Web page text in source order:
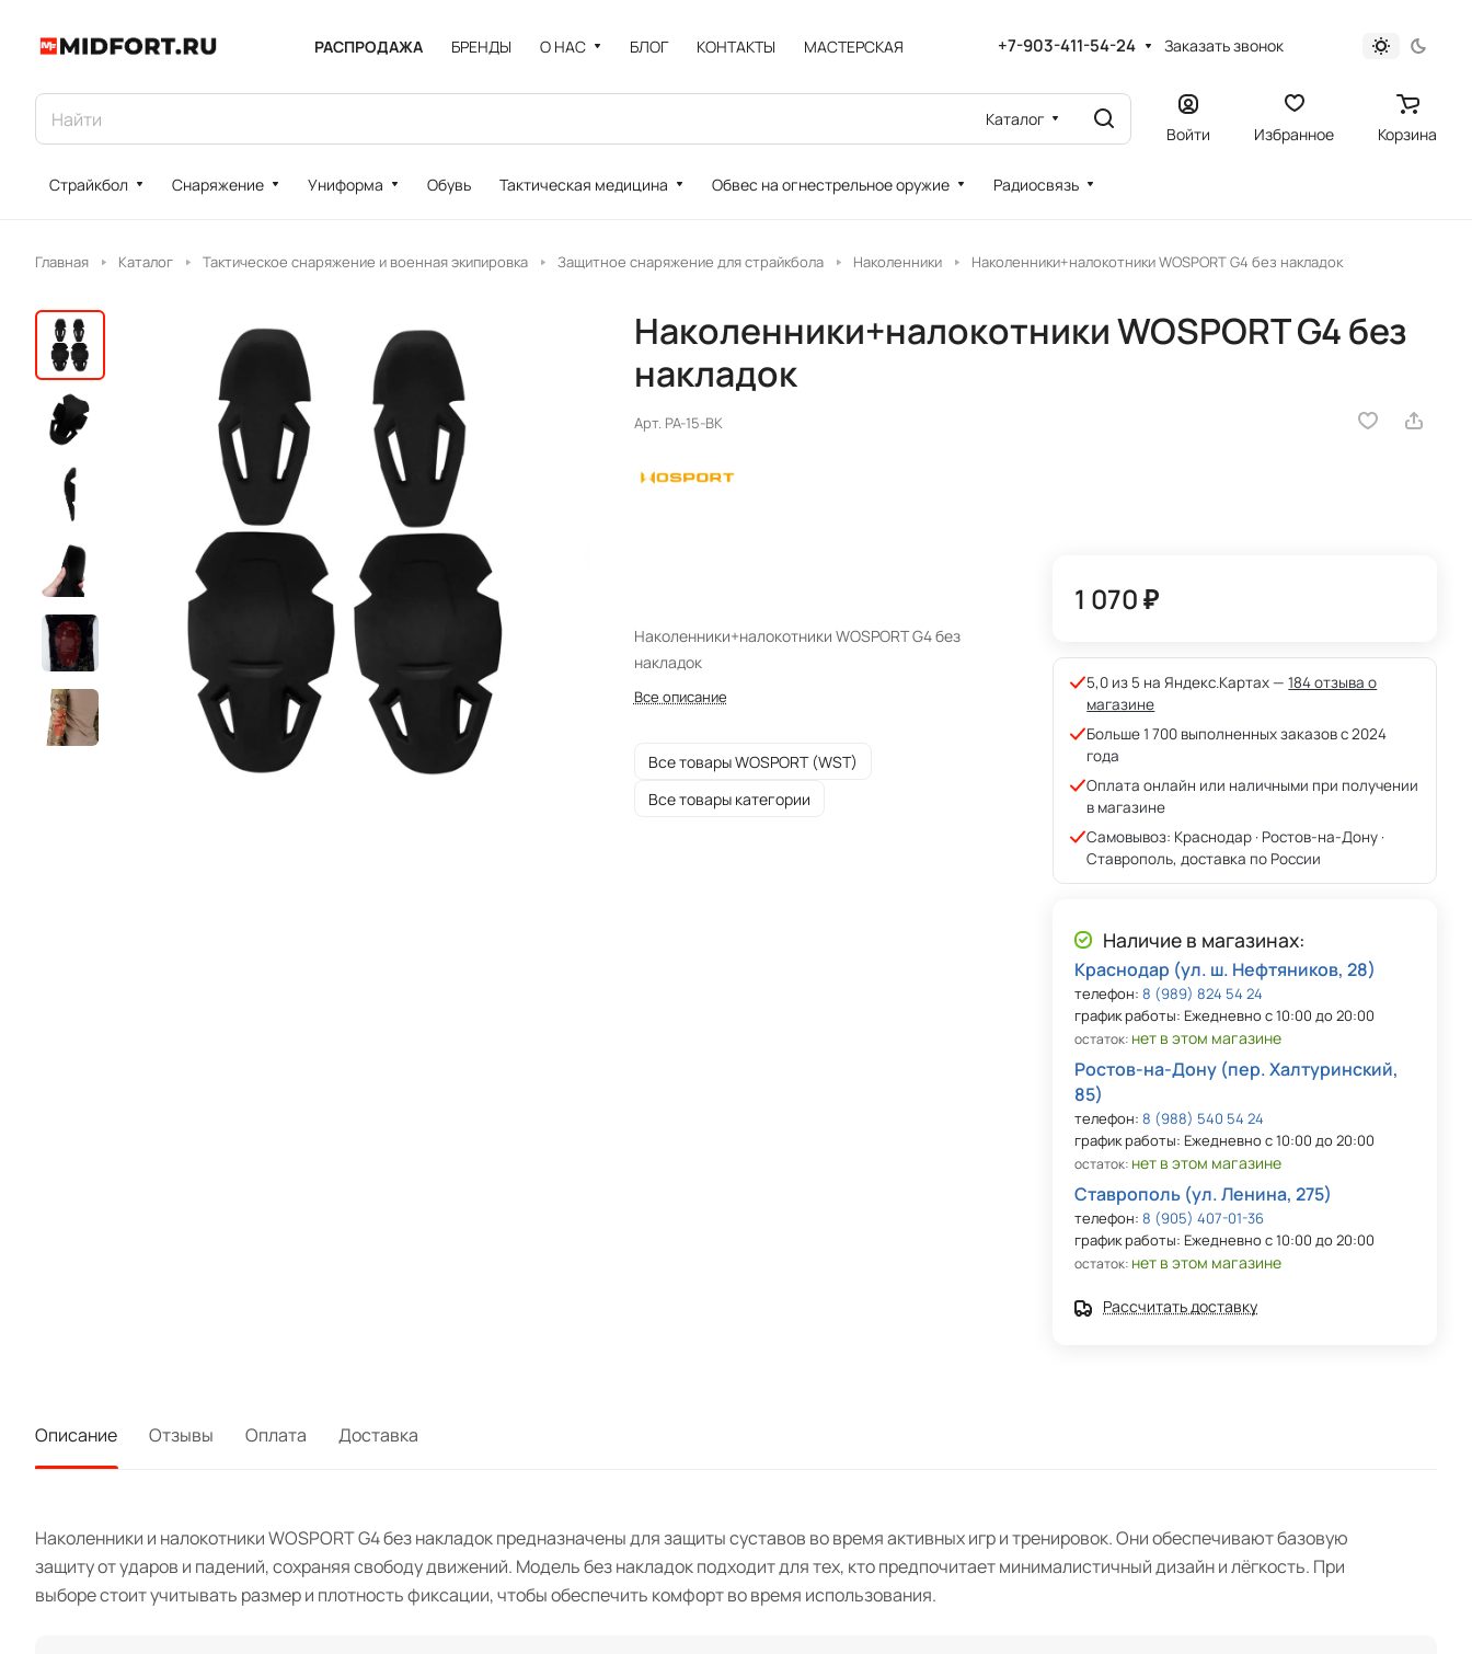
РАСПРОДАЖА БРЕНДЫ О НАС БЛОГ КОНТАКТЫ МАСТЕРСКАЯ +7-903-411-54-24 Заказать звонок
Каталог
Войти Избранное Корзина
Страйкбол Снаряжение Униформа Обувь Тактическая медицина Обвес на огнестрельное оружие Радиосвязь
Главная Каталог Тактическое снаряжение и военная экипировка Защитное снаряжение для страйкбола Наколенники Наколенники+налокотники WOSPORT G4 без накладок
Наколенники+налокотники WOSPORT G4 без
накладок
Арт. PA-15-BK
Наколенники+налокотники WOSPORT G4 без
накладок
Все описание
Все товары WOSPORT (WST)
Все товары категории
1 070 ₽
5,0 из 5 на Яндекс.Картах —184 отзыва о
магазине
Больше 1 700 выполненных заказов с 2024
года
Оплата онлайн или наличными при получении
в магазине
Самовывоз: Краснодар · Ростов-на-Дону ·
Ставрополь, доставка по России
Наличие в магазинах:
Краснодар (ул. ш. Нефтяников, 28)
телефон:8 (989) 824 54 24
график работы: Ежедневно с 10:00 до 20:00
остаток: нет в этом магазине
Ростов-на-Дону (пер. Халтуринский,
85)
телефон:8 (988) 540 54 24
график работы: Ежедневно с 10:00 до 20:00
остаток: нет в этом магазине
Ставрополь (ул. Ленина, 275)
телефон:8 (905) 407-01-36
график работы: Ежедневно с 10:00 до 20:00
остаток: нет в этом магазине
Рассчитать доставку
Описание Отзывы Оплата Доставка
Наколенники и налокотники WOSPORT G4 без накладок предназначены для защиты суставов во время активных игр и тренировок. Они обеспечивают базовую
защиту от ударов и падений, сохраняя свободу движений. Модель без накладок подходит для тех, кто предпочитает минималистичный дизайн и лёгкость. При
выборе стоит учитывать размер и плотность фиксации, чтобы обеспечить комфорт во время использования.